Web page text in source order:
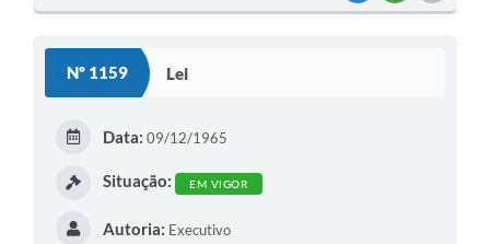
Nº 1159 Lei
Data: 09/12/1965
Situação: EM VIGOR
Autoria: Executivo